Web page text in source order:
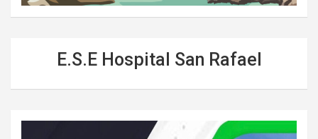
E.S.E Hospital San Rafael